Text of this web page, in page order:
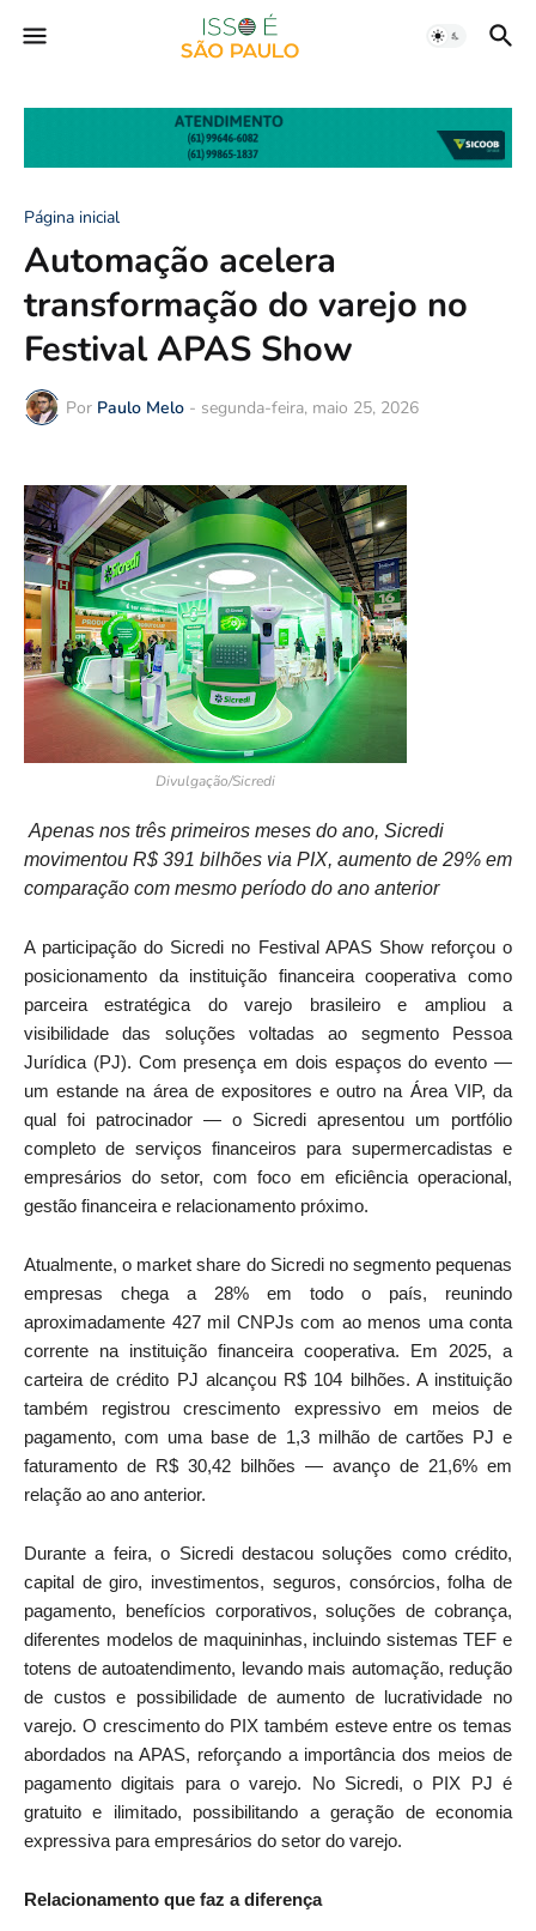
Página inicial
Automação acelera
transformação do varejo no
Festival APAS Show
Por Paulo Melo - segunda-feira, maio 25, 2026
Divulgação/Sicredi
Apenas nos três primeiros meses do ano, Sicredi
movimentou R$ 391 bilhões via PIX, aumento de 29% em
comparação com mesmo período do ano anterior
A participação do Sicredi no Festival APAS Show reforçou o
posicionamento da instituição financeira cooperativa como
parceira estratégica do varejo brasileiro e ampliou a
visibilidade das soluções voltadas ao segmento Pessoa
Jurídica (PJ). Com presença em dois espaços do evento —
um estande na área de expositores e outro na Área VIP, da
qual foi patrocinador — o Sicredi apresentou um portfólio
completo de serviços financeiros para supermercadistas e
empresários do setor, com foco em eficiência operacional,
gestão financeira e relacionamento próximo.
Atualmente, o market share do Sicredi no segmento pequenas
empresas chega a 28% em todo o país, reunindo
aproximadamente 427 mil CNPJs com ao menos uma conta
corrente na instituição financeira cooperativa. Em 2025, a
carteira de crédito PJ alcançou R$ 104 bilhões. A instituição
também registrou crescimento expressivo em meios de
pagamento, com uma base de 1,3 milhão de cartões PJ e
faturamento de R$ 30,42 bilhões — avanço de 21,6% em
relação ao ano anterior.
Durante a feira, o Sicredi destacou soluções como crédito,
capital de giro, investimentos, seguros, consórcios, folha de
pagamento, benefícios corporativos, soluções de cobrança,
diferentes modelos de maquininhas, incluindo sistemas TEF e
totens de autoatendimento, levando mais automação, redução
de custos e possibilidade de aumento de lucratividade no
varejo. O crescimento do PIX também esteve entre os temas
abordados na APAS, reforçando a importância dos meios de
pagamento digitais para o varejo. No Sicredi, o PIX PJ é
gratuito e ilimitado, possibilitando a geração de economia
expressiva para empresários do setor do varejo.
Relacionamento que faz a diferença